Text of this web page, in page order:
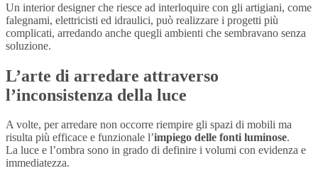
Un interior designer che riesce ad interloquire con gli artigiani, come
falegnami, elettricisti ed idraulici, può realizzare i progetti più
complicati, arredando anche quegli ambienti che sembravano senza
soluzione.
L’arte di arredare attraverso
l’inconsistenza della luce
A volte, per arredare non occorre riempire gli spazi di mobili ma
risulta più efficace e funzionale l’impiego delle fonti luminose.
La luce e l’ombra sono in grado di definire i volumi con evidenza e
immediatezza.